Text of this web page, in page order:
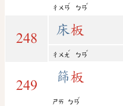
ㄔㄨㄢ
ˊ
ㄅㄢ
ˇ
248
床板
ㄔㄨㄤ
ˊ
ㄅㄢ
ˇ
249
篩板
ㄕㄞ ㄅㄢ
ˇ